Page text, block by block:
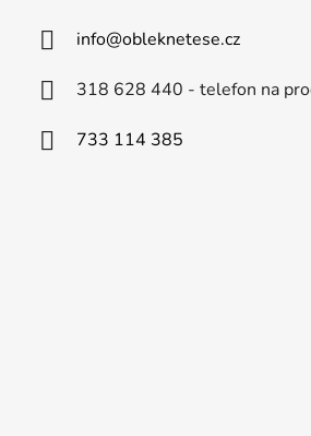
info@obleknetese.cz
318 628 440 - telefon na
733 114 385